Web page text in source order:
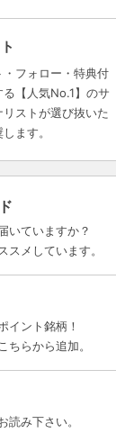
・フォロー・特典付
る【人気No.1】のサ
リストが選び抜いた
ます。
いていますか？
スメしています。
イント銘柄！
ちらから追加。
読み下さい。